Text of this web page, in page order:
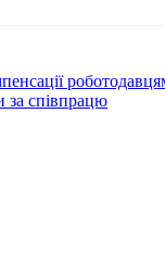
за співпрацю